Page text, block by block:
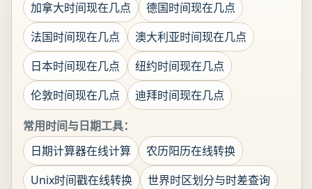
加拿大时间现在几点
德国时间现在几点
法国时间现在几点
澳大利亚时间现在几点
日本时间现在几点
纽约时间现在几点
伦敦时间现在几点
迪拜时间现在几点
常用时间与日期工具：
日期计算器在线计算
农历阳历在线转换
Unix时间戳在线转换
世界时区划分与时差查询